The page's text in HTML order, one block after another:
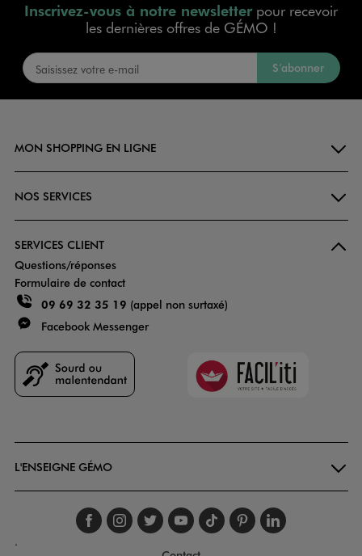
Inscrivez-vous à notre newsletterpour recevoir
les dernières offres de GÉMO !
S’abonner
MON SHOPPING EN LIGNE
NOS SERVICES
SERVICES CLIENT
Questions/réponses
Formulaire de contact
09 69 32 35 19 (appel non surtaxé)
Facebook Messenger
Faciliti
L'ENSEIGNE GÉMO
Suivez-nous sur
Suivez-nous sur
Suivez-nous sur
Suivez-nous
Suivez-nous
Suivez-
.